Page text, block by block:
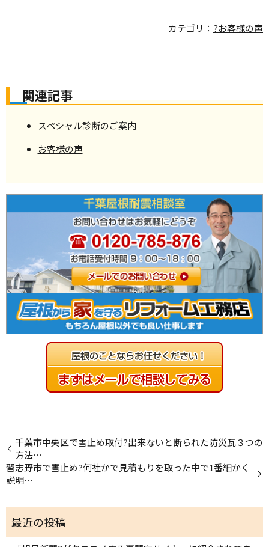
カテゴリ： ?お客様の声
関連記事
スペシャル診断のご案内
お客様の声
千葉市中央区で雪止め取付?出来ないと断られた防災瓦３つの
方法…
習志野市で雪止め?何社かで見積もりを取った中で1番細かく
説明…